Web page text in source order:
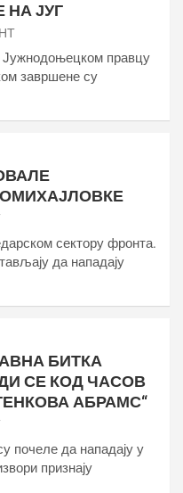
НА ЈУГ
Јужнодоњецком правцу
завршене су
сектору фронта.
да нападају
БИТКА
СЕ КОД ЧАСОВ
АБРАМС“
почеле да нападају у
признају